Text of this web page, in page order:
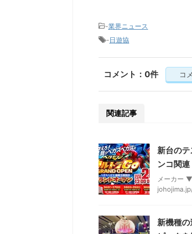
-業界ニュース
-日遊協
コメント：0件 コ
関連記事
新台の
ンコ関
メーカー
新機種